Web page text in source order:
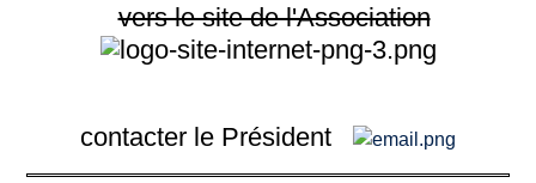
vers le site de l'Association
contacter le Président